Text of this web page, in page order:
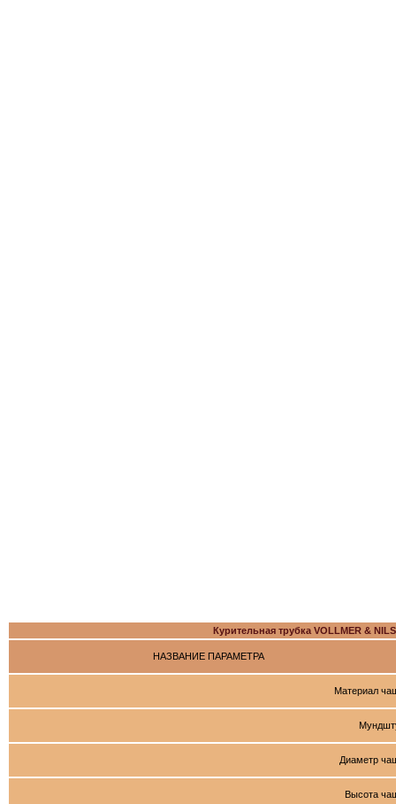
Курительная трубка VOLLMER &
НАЗВАНИЕ ПАРАМЕТРА
Материал
Диаметр
Высота